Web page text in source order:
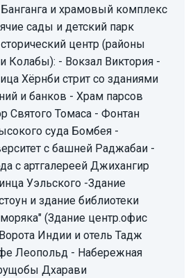
и храмовый комплекс
сады и детский парк
центр (районы
Колабы): - Вокзал Виктория -
Хёрнби стрит со зданиями
и банков - Храм парсов
Святого Томаса - Фонтан
суда Бомбея -
с башней Раджабаи -
с артгалереей Джихангир
Уэльского -Здание
и здание библиотеки
(Здание центр.офис
Индии и отель Тадж
Леопольд - Набережная
Дхарави